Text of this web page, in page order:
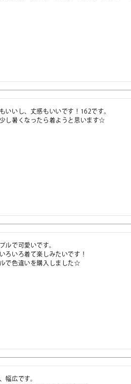
いいし、丈感もいいです！162です。
し暑くなったら着ようと思います☆
ルで可愛いです。
ろいろ着て楽しみたいです！
で色違いを購入しました☆
幅広です。